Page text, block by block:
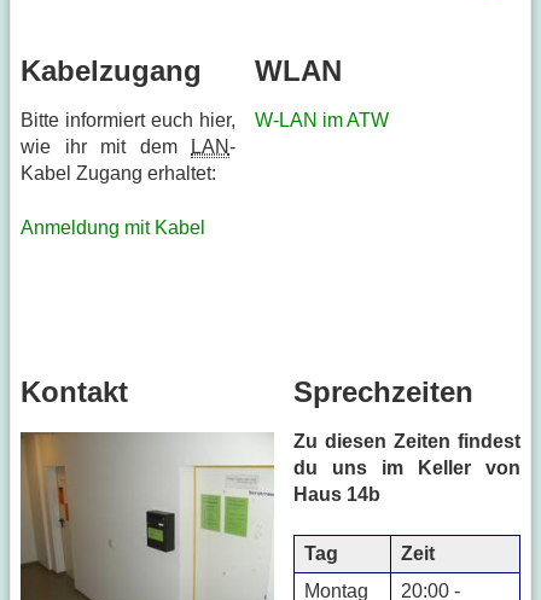
Kabelzugang
Bitte informiert euch hier,
wie ihr mit dem
LAN-
Kabel Zugang erhaltet:
Anmeldung mit Kabel
WLAN
W-LAN im ATW
Kontakt Sprechzeiten
Zu diesen Zeiten findest
du uns im Keller von
Haus 14b
Tag
Zeit
Montag
20:00 -